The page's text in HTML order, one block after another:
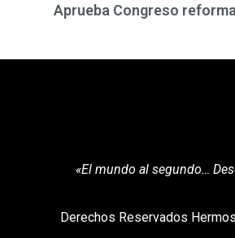
Aprueba Congreso
«El mundo al segundo…
Derechos Reservados